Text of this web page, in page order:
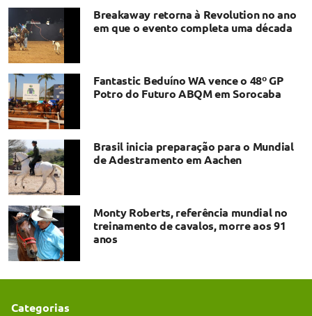
Breakaway retorna à Revolution no ano
em que o evento completa uma década
Fantastic Beduíno WA vence o 48º GP
Potro do Futuro ABQM em Sorocaba
Brasil inicia preparação para o Mundial
de Adestramento em Aachen
Monty Roberts, referência mundial no
treinamento de cavalos, morre aos 91
anos
Categorias